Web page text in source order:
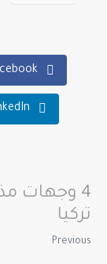
4 وجهات
تركيا
Previous